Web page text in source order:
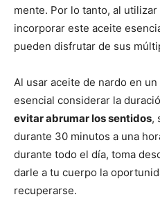
mente. Por lo tanto, al
incorporar este aceite
pueden disfrutar de sus
Al usar aceite de nardo en
esencial considerar la
evitar abrumar los sentidos,
durante 30 minutos a una
durante todo el día, toma
darle a tu cuerpo la
recuperarse.